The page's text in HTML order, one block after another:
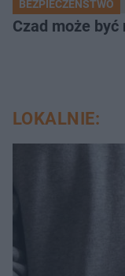
BEZPIECZEŃSTWO
Czad może
LOKALNIE: